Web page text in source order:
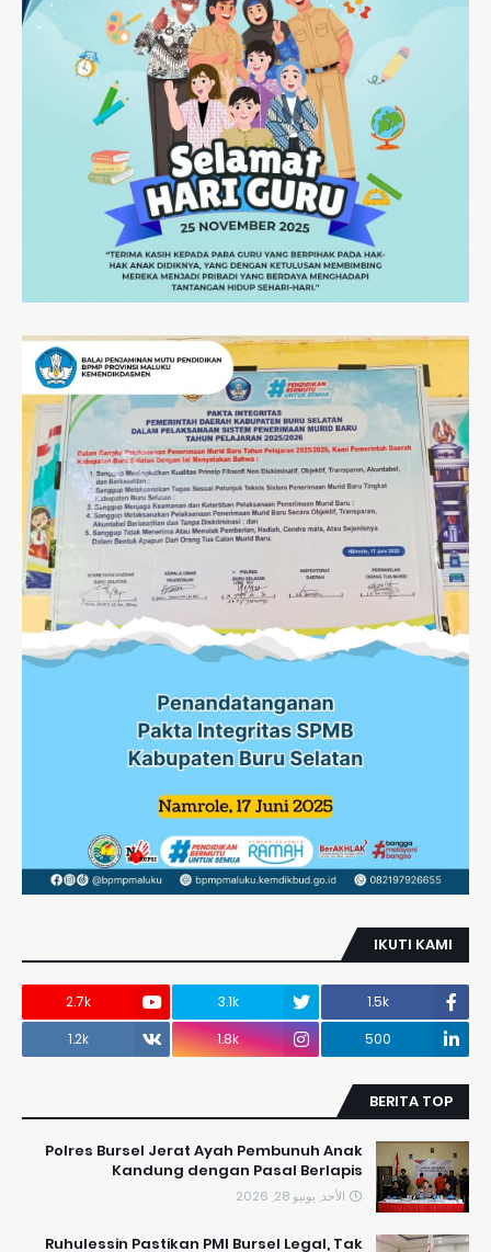
IKUTI KAMI
1.5k
3.1k
2.7k
500
1.8k
1.2k
BERITA TOP
Polres Bursel Jerat Ayah Pembunuh Anak
Kandung dengan Pasal Berlapis
الأحد, يونيو 28, 2026
​Ruhulessin Pastikan PMI Bursel Legal, Tak